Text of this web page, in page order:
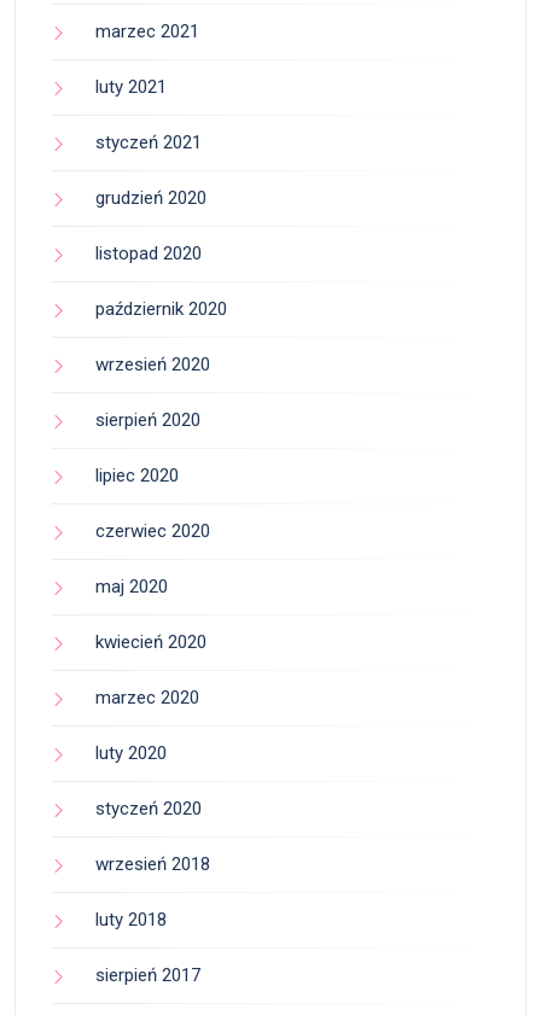
marzec 2021
luty 2021
styczeń 2021
grudzień 2020
listopad 2020
październik 2020
wrzesień 2020
sierpień 2020
lipiec 2020
czerwiec 2020
maj 2020
kwiecień 2020
marzec 2020
luty 2020
styczeń 2020
wrzesień 2018
luty 2018
sierpień 2017